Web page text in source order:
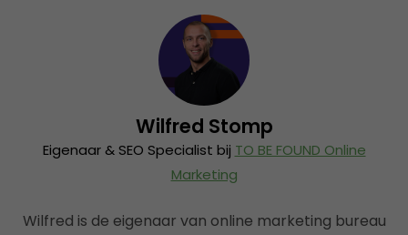
Wilfred Stomp
Eigenaar & SEO Specialist bij TO BE FOUND Online
Marketing
Wilfred is de eigenaar van online marketing bureau